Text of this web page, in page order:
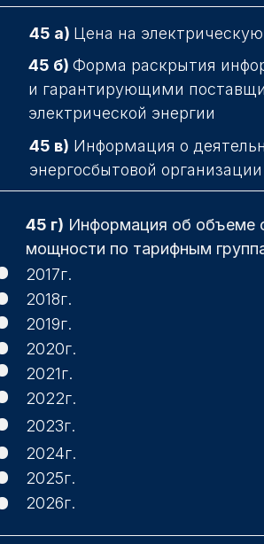
45 г) Информация об объеме
мощности по тарифным
2017г.
2018г.
2019г.
2020г.
2021г.
45 б) Форма раскрытия
и гарантирующими
электрической энергии
2022г.
2023г.
2024г.
2025г.
2026г.
45 в) Информация о
энергосбытовой организации
45 а) Цена на